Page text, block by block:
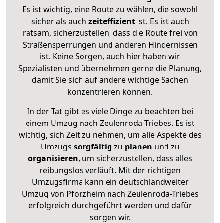
Es ist wichtig, eine Route zu wählen, die sowohl
sicher als auch zeiteffizientist. Es ist auch
ratsam, sicherzustellen, dass die Route frei von
Straßensperrungen und anderen Hindernissen
ist. Keine Sorgen, auch hier haben wir
Spezialisten und übernehmen gerne die Planung,
damit Sie sich auf andere wichtige Sachen
konzentrieren können.
In der Tat gibt es viele Dinge zu beachten bei
einem Umzug nach Zeulenroda-Triebes. Es ist
wichtig, sich Zeit zu nehmen, um alle Aspekte des
Umzugs sorgfältig zu planen und zu
organisieren, um sicherzustellen, dass alles
reibungslos verläuft. Mit der richtigen
Umzugsfirma kann ein deutschlandweiter
Umzug von Pforzheim nach Zeulenroda-Triebes
erfolgreich durchgeführt werden und dafür
sorgen wir.